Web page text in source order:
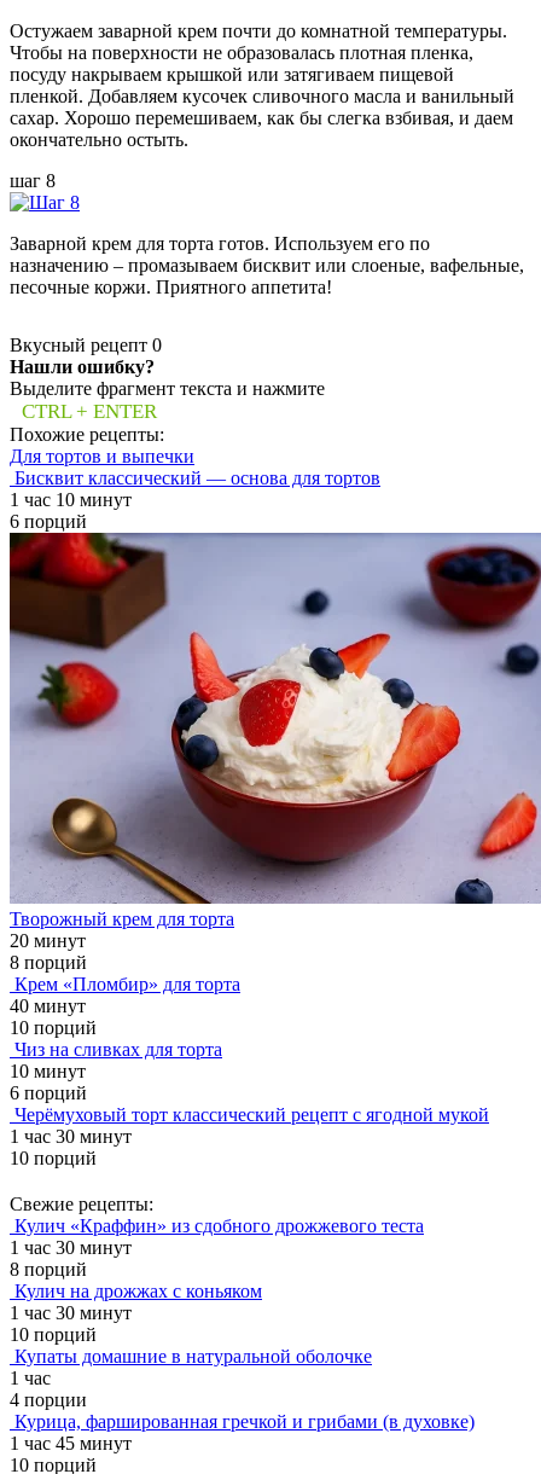
Остужаем заварной крем почти до комнатной температуры.
Чтобы на поверхности не образовалась плотная пленка,
посуду накрываем крышкой или затягиваем пищевой
пленкой. Добавляем кусочек сливочного масла и ванильный
сахар. Хорошо перемешиваем, как бы слегка взбивая, и даем
окончательно остыть.
шаг 8
Заварной крем для торта готов. Используем его по
назначению – промазываем бисквит или слоеные, вафельные,
песочные коржи. Приятного аппетита!
Вкусный рецепт 0
Нашли ошибку?
Выделите фрагмент текста и нажмите
CTRL + ENTER
Похожие рецепты:
Для тортов и выпечки
Бисквит классический — основа для тортов
1 час 10 минут
6 порций
Творожный крем для торта
20 минут
8 порций
Крем «Пломбир» для торта
40 минут
10 порций
Чиз на сливках для торта
10 минут
6 порций
Черёмуховый торт классический рецепт с ягодной мукой
1 час 30 минут
10 порций
Свежие рецепты:
Кулич «Краффин» из сдобного дрожжевого теста
1 час 30 минут
8 порций
Кулич на дрожжах с коньяком
1 час 30 минут
10 порций
Купаты домашние в натуральной оболочке
1 час
4 порции
Курица, фаршированная гречкой и грибами (в духовке)
1 час 45 минут
10 порций